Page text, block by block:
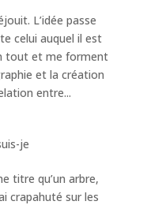
L’idée passe
celui auquel il est
tout et me forment
et la création
entre...
je
titre qu’un arbre,
crapahuté sur les